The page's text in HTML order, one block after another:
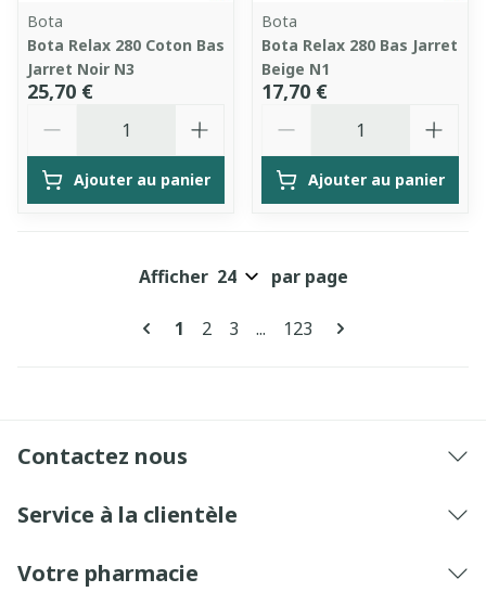
Bota
Bota Relax 280 Coton Bas
Jarret Noir N3
25,70 €
Ajouter au panier
Bota
Bota Relax 280 Bas Jarret
Beige N1
17,70 €
Ajouter au panier
Pages
Vous lisez actuellement la page
1 Page
2 Page
3 ... Page
123
Afficher par page
Contactez nous
Service à la clientèle
Votre pharmacie